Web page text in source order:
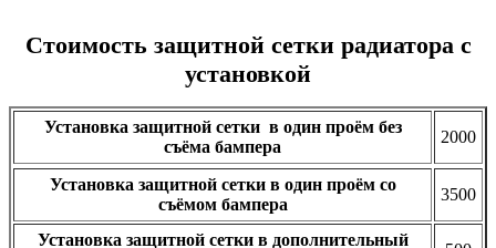
Стоимость защитной сетки радиатора с
установкой
Установка защитной сетки в один проём без
съёма бампера
2000
Установка защитной сетки в один проём со
съёмом бампера
3500
Установка защитной сетки в дополнительный